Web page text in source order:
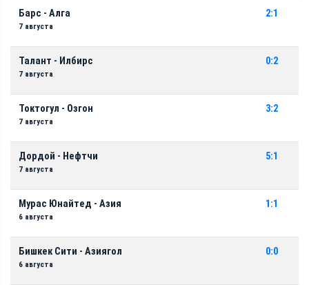
Барс - Алга
7 августа
2:1
Талант - Илбирс
7 августа
0:2
Токтогул - Озгон
7 августа
3:2
Дордой - Нефтчи
7 августа
5:1
Мурас Юнайтед - Азия
6 августа
1:1
Бишкек Сити - Азиягол
6 августа
0:0